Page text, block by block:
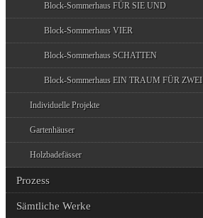
Block-Sommerhaus FÜR SIE UND
Block-Sommerhaus VIER
Block-Sommerhaus SCHATTEN
Block-Sommerhaus EIN TRAUM FÜR ZWEI
Individuelle Projekte
Gartenhäuser
Holzbadefässer
Prozess
Sämtliche Werke